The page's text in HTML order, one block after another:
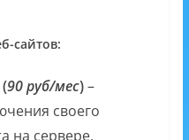
сайтов:
90 руб/мес)–
своего
на сервере,